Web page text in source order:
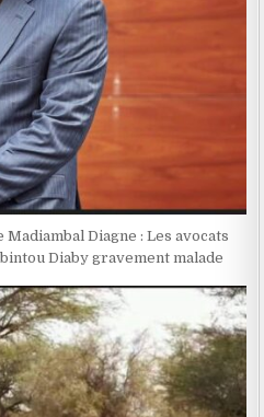
Madiambal Diagne :‎ ‎Les avocats
Diaby gravement malade